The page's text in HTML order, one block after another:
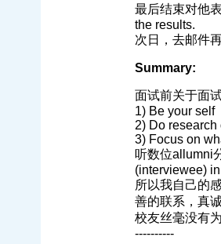
最后结束对他
the results.
次日，去邮件
Summary:
面试前关于面
1) Be your self
2) Do
3) Focus on
听数位allumni
(interviewee)
所以我自己的
善的联系，真
校友丝毫没有
----------